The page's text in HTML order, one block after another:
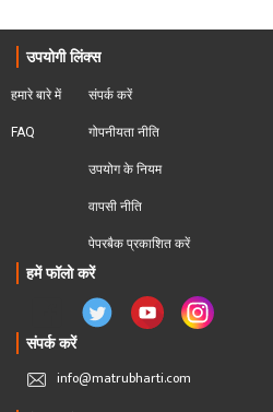
उपयोगी लिंक्स
हमारे बारे में
FAQ
संपर्क करें
गोपनीयता नीति
उपयोग के नियम
वापसी नीति
पेपरबैक प्रकाशित करें
हमें फॉलो करें
संपर्क करें
info@matrubharti.com